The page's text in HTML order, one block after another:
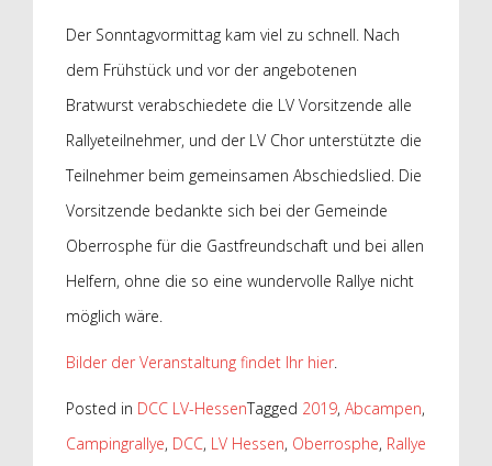
Der Sonntagvormittag kam viel zu schnell. Nach
dem Frühstück und vor der angebotenen
Bratwurst verabschiedete die LV Vorsitzende alle
Rallyeteilnehmer, und der LV Chor unterstützte die
Teilnehmer beim gemeinsamen Abschiedslied. Die
Vorsitzende bedankte sich bei der Gemeinde
Oberrosphe für die Gastfreundschaft und bei allen
Helfern, ohne die so eine wundervolle Rallye nicht
möglich wäre.
Bilder der Veranstaltung findet Ihr hier
Posted in DCC LV-HessenTagged 2019, Abcampen,
Campingrallye, DCC, LV Hessen, Oberrosphe, Rallye